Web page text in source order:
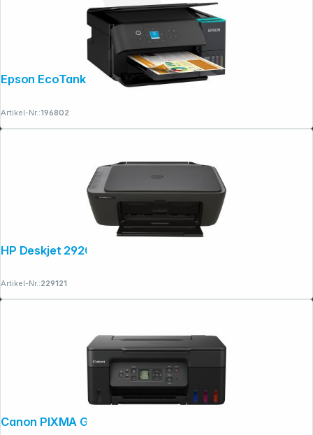
Epson EcoTank ET-2950
Artikel-Nr.:196802
HP Deskjet 2920 All-in-One
Artikel-Nr.:229121
Canon PIXMA G 3570